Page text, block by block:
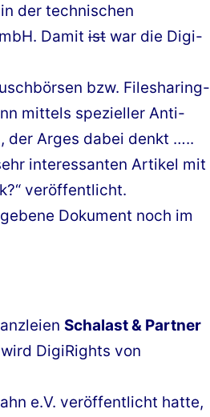
der technischen
Damit ist war die Digi-
bzw. Filesharing-
mittels spezieller Anti-
der Arges dabei denkt …..
interessanten Artikel mit
veröffentlicht.
Dokument noch im
Schalast & Partner
DigiRights von
e.V. veröffentlicht hatte,